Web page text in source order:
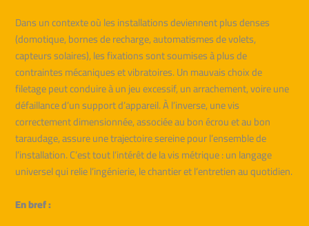
Dans un contexte où les installations deviennent plus denses
(domotique, bornes de recharge, automatismes de volets,
capteurs solaires), les fixations sont soumises à plus de
contraintes mécaniques et vibratoires. Un mauvais choix de
filetage peut conduire à un jeu excessif, un arrachement, voire une
défaillance d’un support d’appareil. À l’inverse, une vis
correctement dimensionnée, associée au bon écrou et au bon
taraudage, assure une trajectoire sereine pour l’ensemble de
l’installation. C’est tout l’intérêt de la vis métrique : un langage
universel qui relie l’ingénierie, le chantier et l’entretien au quotidien.
En bref :